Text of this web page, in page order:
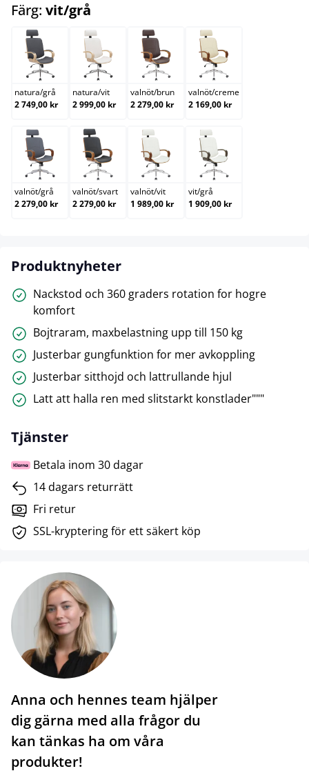
Färg: vit/grå
natura/grå
natura/grå
2 749,00 kr
natura/vit
natura/vit
2 999,00 kr
valnöt/brun
valnöt/brun
2 279,00 kr
valnöt/creme
valnöt/creme
2 169,00 kr
valnöt/grå
valnöt/grå
2 279,00 kr
valnöt/svart
valnöt/svart
2 279,00 kr
valnöt/vit
valnöt/vit
1 989,00 kr
vit/grå
vit/grå
1 909,00 kr
Produktnyheter
Nackstod och 360 graders rotation for hogre
komfort
Bojtraram, maxbelastning upp till 150 kg
Justerbar gungfunktion for mer avkoppling
Justerbar sitthojd och lattrullande hjul
Latt att halla ren med slitstarkt konstlader"""
Tjänster
Betala inom 30 dagar
14 dagars returrätt
Fri retur
SSL-kryptering för ett säkert köp
Anna och hennes team hjälper
dig gärna med alla frågor du
kan tänkas ha om våra
produkter!